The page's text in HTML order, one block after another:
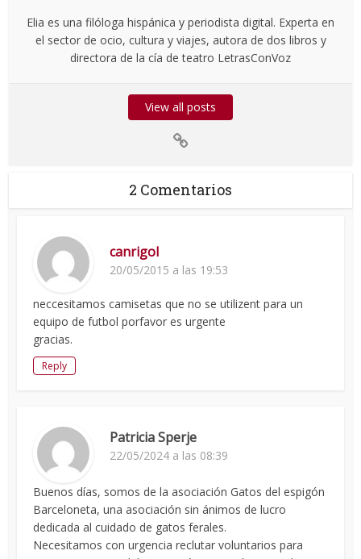
Elia es una filóloga hispánica y periodista digital. Experta en
el sector de ocio, cultura y viajes, autora de dos libros y
directora de la cía de teatro LetrasConVoz
View all posts
2 Comentarios
canrigol
20/05/2015 a las 19:53
neccesitamos camisetas que no se utilizent para un
equipo de futbol porfavor es urgente
gracias.
Reply
Patricia Sperje
22/05/2024 a las 08:39
Buenos días, somos de la asociación Gatos del espigón
Barceloneta, una asociación sin ánimos de lucro
dedicada al cuidado de gatos ferales.
Necesitamos con urgencia reclutar voluntarios para